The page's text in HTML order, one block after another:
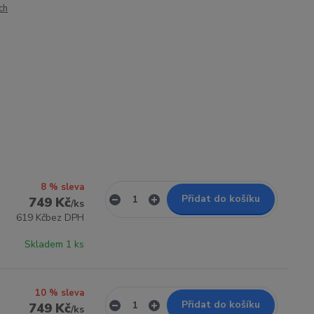
8 % sleva
749 Kč/ks
619 Kčbez DPH
Skladem 1 ks
Přidat do košíku
10 % sleva
749 Kč/ks
Přidat do košíku